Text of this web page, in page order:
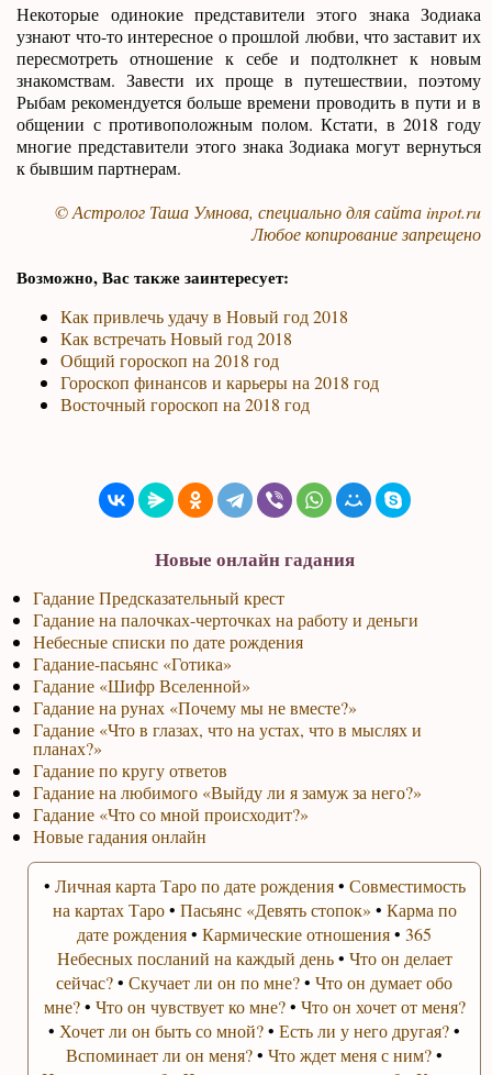
Некоторые одинокие представители этого знака Зодиака
узнают что-то интересное о прошлой любви, что заставит их
пересмотреть отношение к себе и подтолкнет к новым
знакомствам. Завести их проще в путешествии, поэтому
Рыбам рекомендуется больше времени проводить в пути и в
общении с противоположным полом. Кстати, в 2018 году
многие представители этого знака Зодиака могут вернуться
к бывшим партнерам.
© Астролог Таша Умнова, специально для сайтаinpot.ru
Любое копирование запрещено
Возможно, Вас также заинтересует:
Как привлечь удачу в Новый год 2018
Как встречать Новый год 2018
Общий гороскоп на 2018 год
Гороскоп финансов и карьеры на 2018 год
Восточный гороскоп на 2018 год
Новые онлайн гадания
Гадание Предсказательный крест
Гадание на палочках-черточках на работу и деньги
Небесные списки по дате рождения
Гадание-пасьянс «Готика»
Гадание «Шифр Вселенной»
Гадание на рунах «Почему мы не вместе?»
Гадание «Что в глазах, что на устах, что в мыслях и
планах?»
Гадание по кругу ответов
Гадание на любимого «Выйду ли я замуж за него?»
Гадание «Что со мной происходит?»
Новые гадания онлайн
• Личная карта Таро по дате рождения• Совместимость
на картах Таро• Пасьянс «Девять стопок» • Карма по
дате рождения•Кармические отношения•365
Небесных посланий на каждый день• Что он делает
сейчас?•Скучает ли он по мне?•Что он думает обо
мне?• Что он чувствует ко мне?• Что он хочет от меня?
• Хочет ли он быть со мной?•Есть ли у него другая?•
Вспоминает ли он меня?•Что ждет меня с ним?•